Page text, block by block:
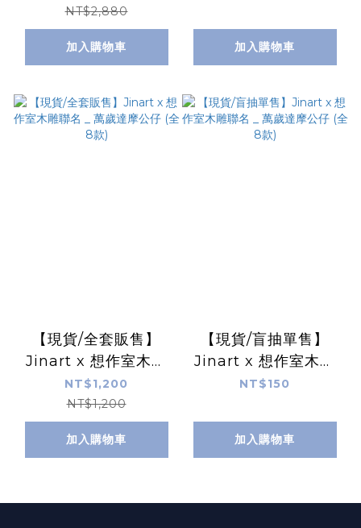
24款)
NT$2,880
加入購物車 加入購物車
【現貨/全套販售】
Jinart x 想作室木雕
聯名 _ 萬歲達摩公仔
(全8款)
NT$1,200
NT$1,200
加入購物車
【現貨/盲抽單售】
Jinart x 想作室木雕
聯名 _ 萬歲達摩公仔
NT$150
加入購物車